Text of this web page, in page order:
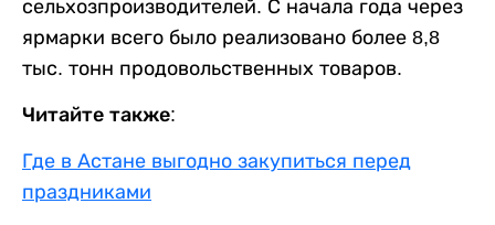
сельхозпроизводителей. С начала года через
ярмарки всего было реализовано более 8,8
тыс. тонн продовольственных товаров.
Читайте также:
Где в Астане выгодно закупиться перед
праздниками